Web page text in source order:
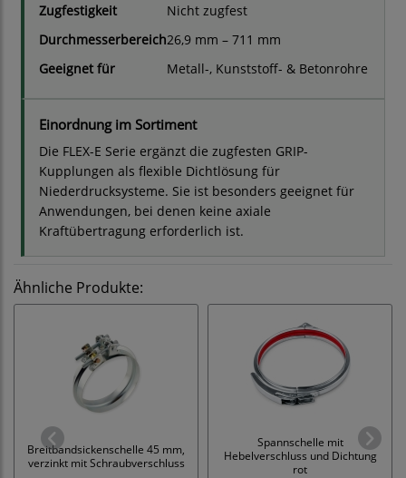
Zugfestigkeit
Nicht zugfest
Durchmesserbereich26,9 mm – 711 mm
Geeignet für
Metall-, Kunststoff- & Betonrohre
Einordnung im Sortiment
Die FLEX-E Serie ergänzt die zugfesten GRIP-
Kupplungen als flexible Dichtlösung für
Niederdrucksysteme. Sie ist besonders geeignet für
Anwendungen, bei denen keine axiale
Kraftübertragung erforderlich ist.
Ähnliche Produkte:
Breitbandsickenschelle 45 mm,
verzinkt mit Schraubverschluss
Spannschelle mit
Hebelverschluss und Dichtung
rot